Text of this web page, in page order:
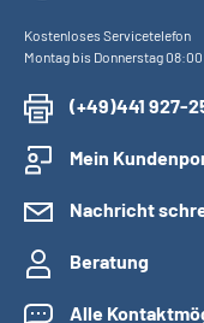
Kostenloses Servicetelefon
Montag bis Donnerstag
(+49)441 927-
Mein
Nachricht
Beratung
Alle